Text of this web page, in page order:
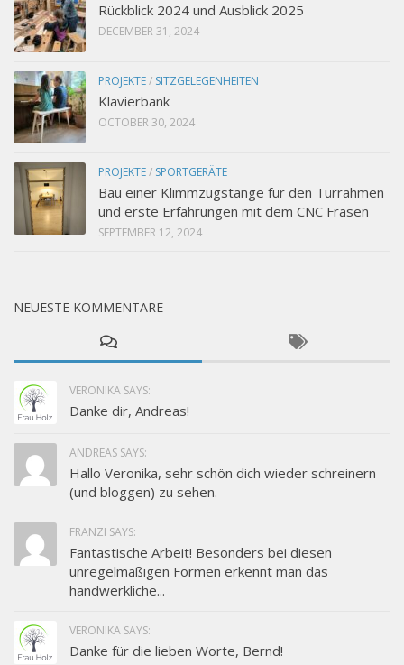
Rückblick 2024 und Ausblick 2025
DECEMBER 31, 2024
PROJEKTE/ SITZGELEGENHEITEN
Klavierbank
OCTOBER 30, 2024
PROJEKTE/ SPORTGERÄTE
Bau einer Klimmzugstange für den Türrahmen
und erste Erfahrungen mit dem CNC Fräsen
SEPTEMBER 12, 2024
NEUESTE KOMMENTARE
VERONIKA SAYS:
Danke dir, Andreas!
ANDREAS SAYS:
Hallo Veronika, sehr schön dich wieder schreinern
(und bloggen) zu sehen.
FRANZI SAYS:
Fantastische Arbeit! Besonders bei diesen
unregelmäßigen Formen erkennt man das
handwerkliche...
VERONIKA SAYS:
Danke für die lieben Worte, Bernd!